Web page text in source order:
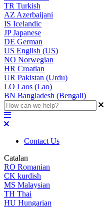
TR Turkish
AZ Azerbaijani
IS Icelandic
JPJapanese
DE German
US English (US)
NO Norwegian
HR Croatian
UR Pakistan (Urdu)
LO Laos (Lao)
BN Bangladesh (Bengali)
Contact Us
Catalan
RO Romanian
CK kurdish
MS Malaysian
TH Thai
HU Hungarian